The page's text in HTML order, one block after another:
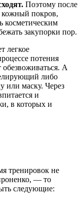
Поэтому после
кожный покров,
косметическим
закупорки пор.
легкое
потения
А
либо
или маску. Через
и
в которых и
тренировок не
— то
следующие: